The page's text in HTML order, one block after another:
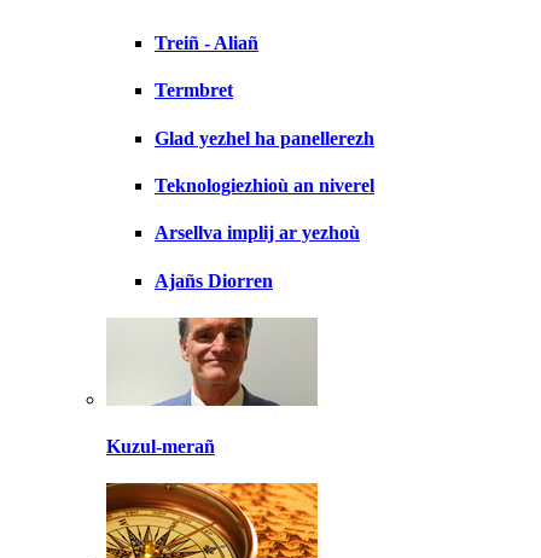
Treiñ - Aliañ
Termbret
Glad yezhel ha panellerezh
Teknologiezhioù an niverel
Arsellva implij ar yezhoù
Ajañs Diorren
Kuzul-merañ